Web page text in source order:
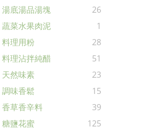
湯底湯品湯塊
26
蔬菜水果肉泥
1
料理用粉
28
料理沾拌純醋
51
天然味素
23
調味香鬆
15
香草香辛料
39
糖鹽花蜜
125